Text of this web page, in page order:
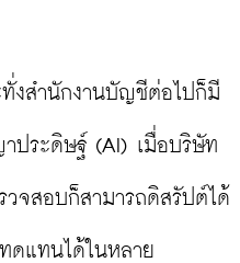
ทั่งสำนักงานบัญชีต่อไปก็มี
ประดิษฐ์ (AI) เมื่อบริษัท
วจสอบก็สามารถดิสรัปต์ได้
ดแทนได้ในหลาย